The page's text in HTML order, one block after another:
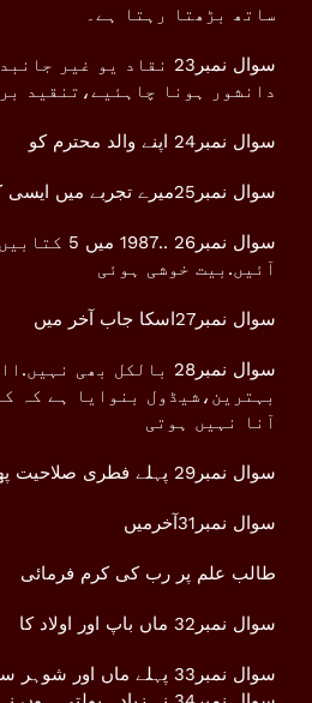
ساتھ بڑھتا رہتا ہے۔
سوال نمبر23 نقاد یو
دانشور ہونا چاہئیے،تنقید
سوال نمبر24 اپنے والد محترم کو
سوال نمبر25میرے تجربے میں ایسی کوئی چیز شامل نہیں
سوال نمبر26
آئیں.بیت خوشی ہوئی
سوال نمبر27اسکا جاب آخر میں
سوال نمبر28 بالکل بھی
بہترین،شیڈول بنوایا ہے کہ
آنا نہیں ہوتی
سوال نمبر29 پہلے فطری صلاحیت پھر مہارت
سوال نمبر31آخرمیں
طالب علم پر رب کی کرم فرمائی
سوال نمبر32 ماں باپ اور اولاد کا
سوال نمبر33 پہلے ماں اور شوہر سے اب بچوں سے